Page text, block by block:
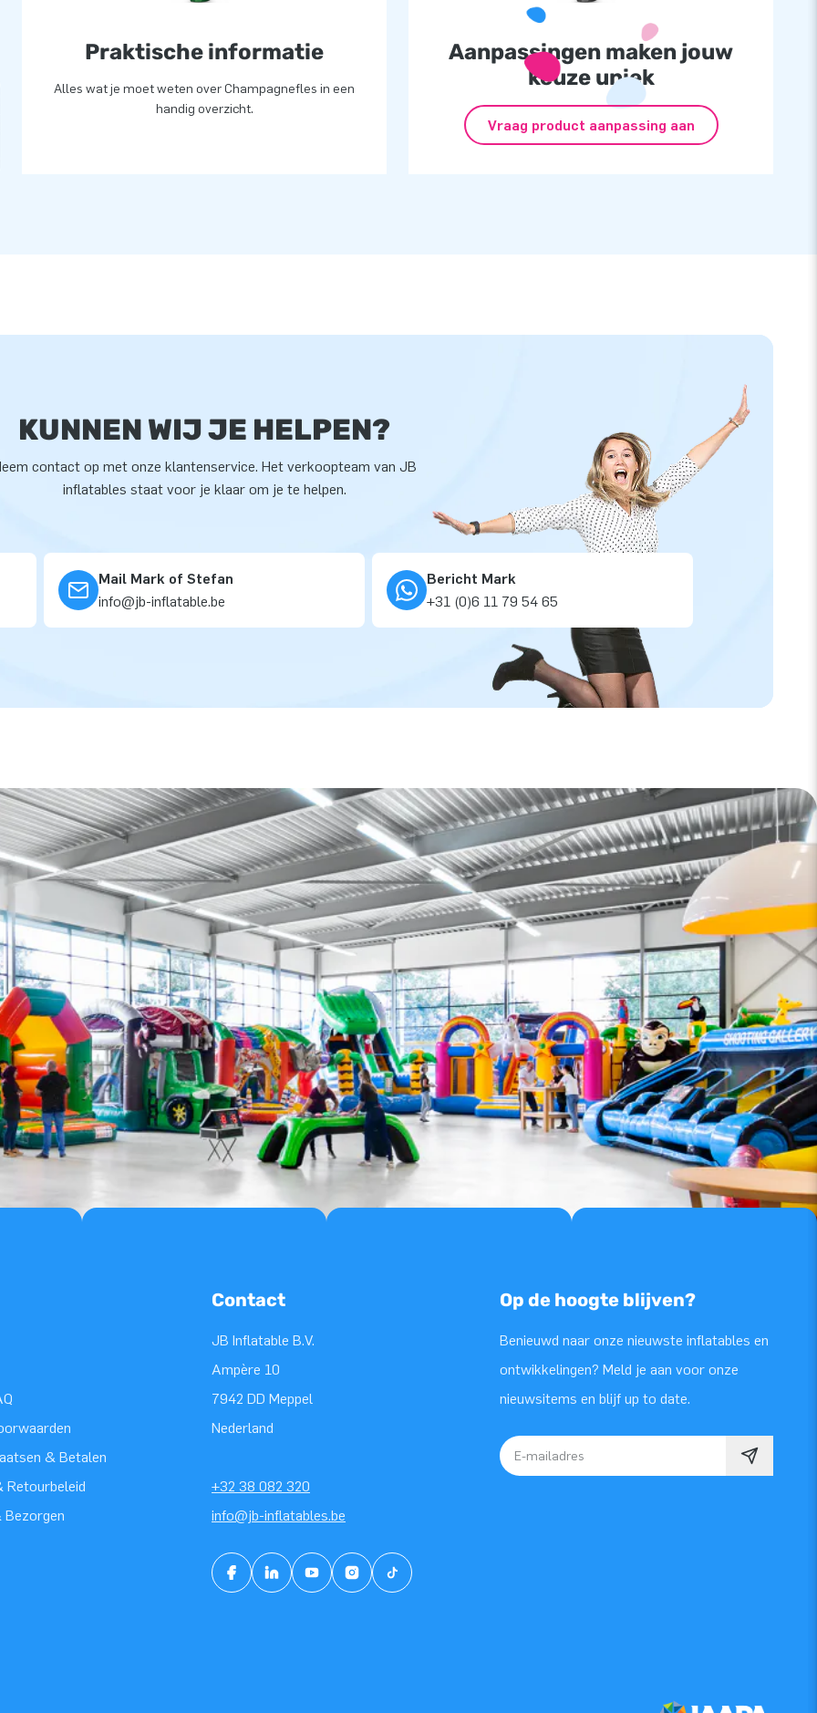
bouwen. Onze designers,
op grootse
en levering. Daarom
Praktische informatie
Alles wat je moet weten over Champagnefles in een
handig overzicht.
Aanpassingen maken jouw
keuze uniek
Vraag product aanpassing aan
KUNNEN WIJ JE HELPEN?
contact op met onze klantenservice. Het verkoopteam van JB
inflatables staat voor je klaar om je te helpen.
Mail Mark of Stefan
info@jb-inflatable.be
Bericht Mark
+31 (0)6 11 79 54 65
& Betalen
Retourbeleid
Bezorgen
Contact
JB Inflatable B.V.
Ampère 10
7942 DD Meppel
Nederland
+32 38 082 320
info@jb-inflatables.be
Op de hoogte blijven?
Benieuwd naar onze nieuwste inflatables en
ontwikkelingen? Meld je aan voor onze
nieuwsitems en blijf up to date.
E-mailadres